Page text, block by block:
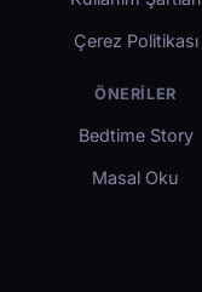
Çerez Politikası
ÖNERILER
Bedtime Story
Masal Oku